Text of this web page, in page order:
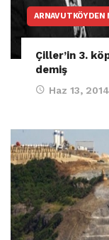
ARNAVUTKÖYDEN
Çiller’in 3.
demiş
Haz 13, 2014